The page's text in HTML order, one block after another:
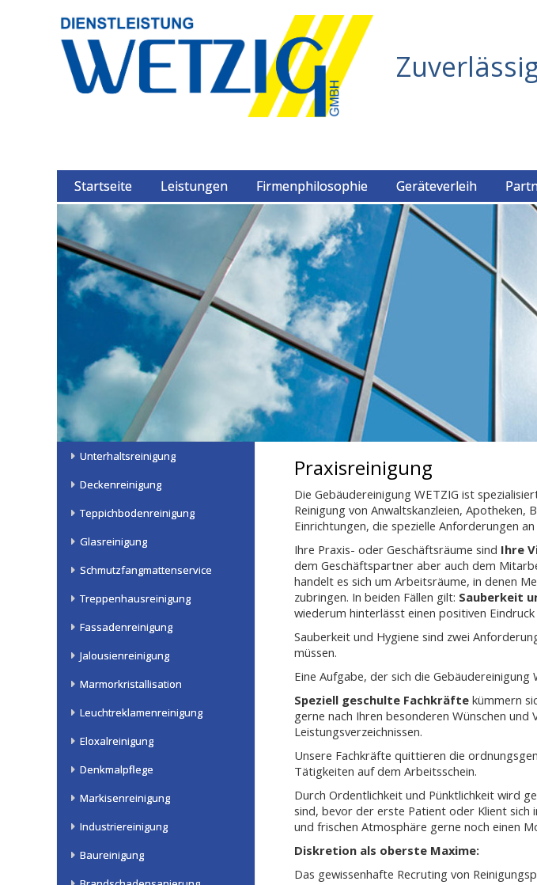
Startseite Leistungen Firmenphilosophie Geräteverleih
Unterhaltsreinigung
Deckenreinigung
Teppichbodenreinigung
Glasreinigung
Schmutzfangmattenservice
Treppenhausreinigung
Fassadenreinigung
Jalousienreinigung
Marmorkristallisation
Leuchtreklamenreinigung
Eloxalreinigung
Denkmalpflege
Markisenreinigung
Industriereinigung
Baureinigung
Praxisreinigung
Die Gebäudereinigung WETZIG ist
Reinigung von Anwaltskanzleien, Apotheken,
Einrichtungen, die spezielle Anforderungen
Ihre Praxis- oder Geschäftsräume sind Ihre
dem Geschäftspartner aber auch dem
handelt es sich um Arbeitsräume, in denen
zubringen. In beiden Fällen gilt: Sauberkeit
wiederum hinterlässt einen positiven
Sauberkeit und Hygiene sind zwei
müssen.
Eine Aufgabe, der sich die
Speziell geschulte Fachkräfte kümmern
gerne nach Ihren besonderen Wünschen
Leistungsverzeichnissen.
Unsere Fachkräfte quittieren die
Tätigkeiten auf dem Arbeitsschein.
Durch Ordentlichkeit und Pünktlichkeit wird
sind, bevor der erste Patient oder Klient
und frischen Atmosphäre gerne noch einen
Diskretion als oberste Maxime:
Das gewissenhafte Recruting von